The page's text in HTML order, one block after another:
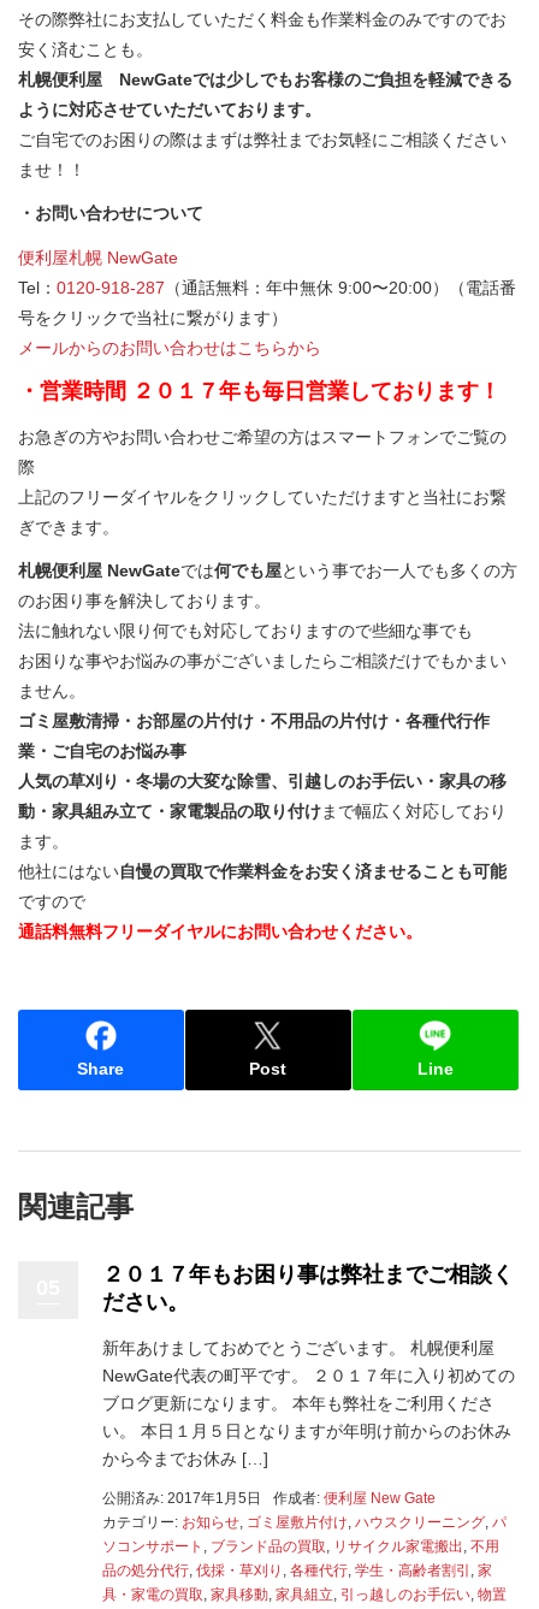
その際弊社にお支払していただく料金も作業料金のみですのでお
安く済むことも。
札幌便利屋 NewGateでは少しでもお客様のご負担を軽減できる
ように対応させていただいております。
ご自宅でのお困りの際はまずは弊社までお気軽にご相談ください
ませ！！
・お問い合わせについて
便利屋札幌 NewGate
Tel： 0120-918-287 （通話無料：年中無休 9:00〜20:00）（電話番
号をクリックで当社に繋がります）
メールからのお問い合わせはこちらから
・営業時間 ２０１７年も毎日営業しております！
お急ぎの方やお問い合わせご希望の方はスマートフォンでご覧の
際
上記のフリーダイヤルをクリックしていただけますと当社にお繋
ぎできます。
札幌便利屋 NewGateでは何でも屋という事でお一人でも多くの方
のお困り事を解決しております。
法に触れない限り何でも対応しておりますので些細な事でも
お困りな事やお悩みの事がございましたらご相談だけでもかまい
ません。
ゴミ屋敷清掃・お部屋の片付け・不用品の片付け・各種代行作
業・ご自宅のお悩み事
人気の草刈り・冬場の大変な除雪、引越しのお手伝い・家具の移
動・家具組み立て・家電製品の取り付けまで幅広く対応しており
ます。
他社にはない自慢の買取で作業料金をお安く済ませることも可能
ですので
通話料無料フリーダイヤルにお問い合わせください。
Share Post Line
関連記事
２０１７年もお困り事は弊社までご相談く
ださい。
新年あけましておめでとうございます。 札幌便利屋
NewGate代表の町平です。 ２０１７年に入り初めての
ブログ更新になります。 本年も弊社をご利用くださ
い。 本日１月５日となりますが年明け前からのお休み
から今までお休み […]
公開済み: 2017年1月5日 作成者: 便利屋 New Gate
カテゴリー: お知らせ, ゴミ屋敷片付け, ハウスクリーニング, パ
ソコンサポート , ブランド品の買取, リサイクル家電搬出 , 不用
品の処分代行, 伐採・草刈り , 各種代行, 学生・高齢者割引 , 家
具・家電の買取, 家具移動, 家具組立, 引っ越しのお手伝い, 物置